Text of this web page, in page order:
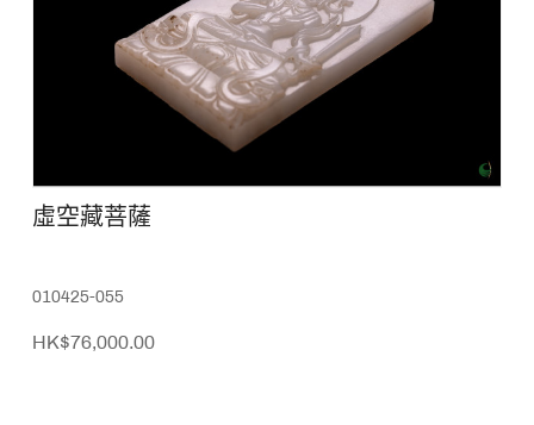
虛空藏菩薩
010425-055
HK$76,000.00